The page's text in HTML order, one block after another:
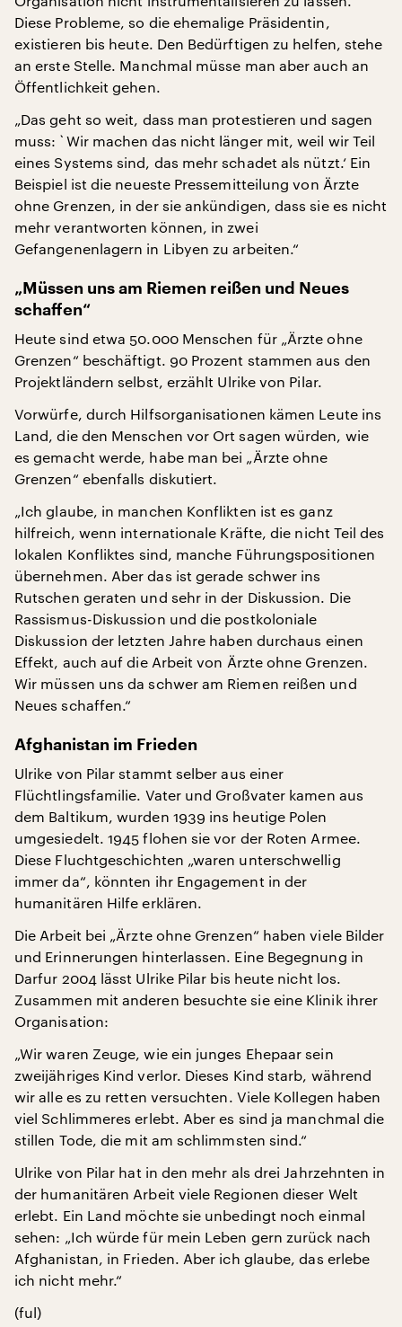
Diese Probleme, so die ehemalige Präsidentin,
existieren bis heute. Den Bedürftigen zu helfen, stehe
an erste Stelle. Manchmal müsse man aber auch an
Öffentlichkeit gehen.
„Das geht so weit, dass man protestieren und sagen
muss: `Wir machen das nicht länger mit, weil wir Teil
eines Systems sind, das mehr schadet als nützt.‘ Ein
Beispiel ist die neueste Pressemitteilung von Ärzte
ohne Grenzen, in der sie ankündigen, dass sie es nicht
mehr verantworten können, in zwei
Gefangenenlagern in Libyen zu arbeiten.“
„Müssen uns am Riemen reißen und Neues
schaffen“
Heute sind etwa 50.000 Menschen für „Ärzte ohne
Grenzen“ beschäftigt. 90 Prozent stammen aus den
Projektländern selbst, erzählt Ulrike von Pilar.
Vorwürfe, durch Hilfsorganisationen kämen Leute ins
Land, die den Menschen vor Ort sagen würden, wie
es gemacht werde, habe man bei „Ärzte ohne
Grenzen“ ebenfalls diskutiert.
„Ich glaube, in manchen Konflikten ist es ganz
hilfreich, wenn internationale Kräfte, die nicht Teil des
lokalen Konfliktes sind, manche Führungspositionen
übernehmen. Aber das ist gerade schwer ins
Rutschen geraten und sehr in der Diskussion. Die
Rassismus-Diskussion und die postkoloniale
Diskussion der letzten Jahre haben durchaus einen
Effekt, auch auf die Arbeit von Ärzte ohne Grenzen.
Wir müssen uns da schwer am Riemen reißen und
Neues schaffen.“
Afghanistan im Frieden
Ulrike von Pilar stammt selber aus einer
Flüchtlingsfamilie. Vater und Großvater kamen aus
dem Baltikum, wurden 1939 ins heutige Polen
umgesiedelt. 1945 flohen sie vor der Roten Armee.
Diese Fluchtgeschichten „waren unterschwellig
immer da“, könnten ihr Engagement in der
humanitären Hilfe erklären.
Die Arbeit bei „Ärzte ohne Grenzen“ haben viele Bilder
und Erinnerungen hinterlassen. Eine Begegnung in
Darfur 2004 lässt Ulrike Pilar bis heute nicht los.
Zusammen mit anderen besuchte sie eine Klinik ihrer
Organisation:
„Wir waren Zeuge, wie ein junges Ehepaar sein
zweijähriges Kind verlor. Dieses Kind starb, während
wir alle es zu retten versuchten. Viele Kollegen haben
viel Schlimmeres erlebt. Aber es sind ja manchmal die
stillen Tode, die mit am schlimmsten sind.“
Ulrike von Pilar hat in den mehr als drei Jahrzehnten in
der humanitären Arbeit viele Regionen dieser Welt
erlebt. Ein Land möchte sie unbedingt noch einmal
sehen: „Ich würde für mein Leben gern zurück nach
Afghanistan, in Frieden. Aber ich glaube, das erlebe
ich nicht mehr.“
(ful)